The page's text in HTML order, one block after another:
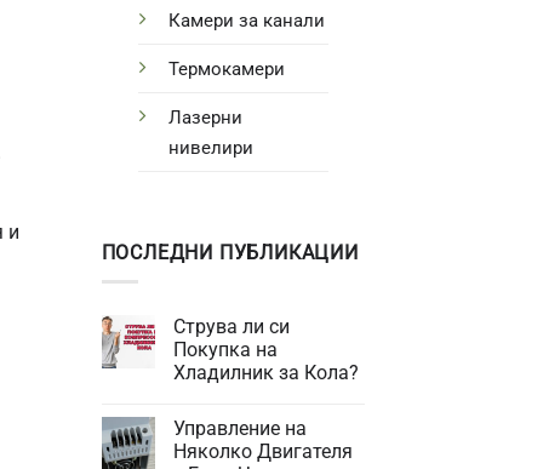
и
Камери за канали
Термокамери
Лазерни
нивелири
ПОСЛЕДНИ ПУБЛИКАЦИИ
Струва ли си
Покупка на
Хладилник за Кола?
за
Струва
ли
Управление на
Няколко Двигателя